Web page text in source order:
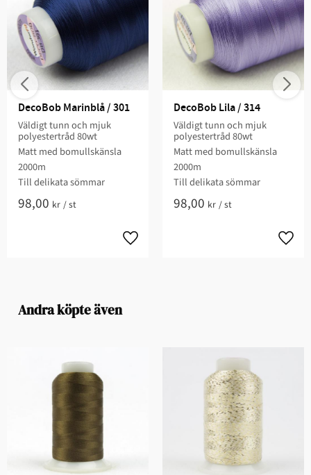
DecoBob Marinblå / 301
Väldigt tunn och mjuk
polyestertråd 80wt
Matt med bomullskänsla
2000m
Till delikata sömmar
98,00 kr /st
DecoBob Lila / 314
Väldigt tunn och mjuk
polyestertråd 80wt
Matt med bomullskänsla
2000m
Till delikata sömmar
98,00 kr /st
Andra köpte även